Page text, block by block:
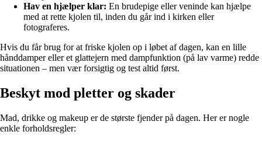
Hav en hjælper klar: En brudepige eller veninde kan hjælpe
med at rette kjolen til, inden du går ind i kirken eller
fotograferes.
Hvis du får brug for at friske kjolen op i løbet af dagen, kan en lille
hånddamper eller et glattejern med dampfunktion (på lav varme) redde
situationen – men vær forsigtig og test altid først.
Beskyt mod pletter og skader
Mad, drikke og makeup er de største fjender på dagen. Her er nogle
enkle forholdsregler: